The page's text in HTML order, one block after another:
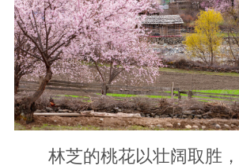
林芝的桃花以壮阔取胜